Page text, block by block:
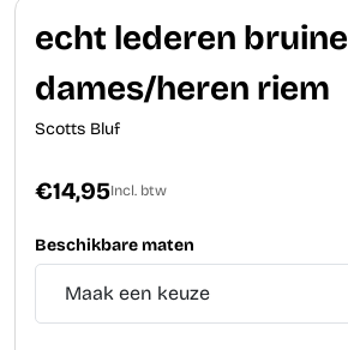
echt lederen bruine
dames/heren riem
Scotts Bluf
€14,95Incl. btw
Beschikbare maten